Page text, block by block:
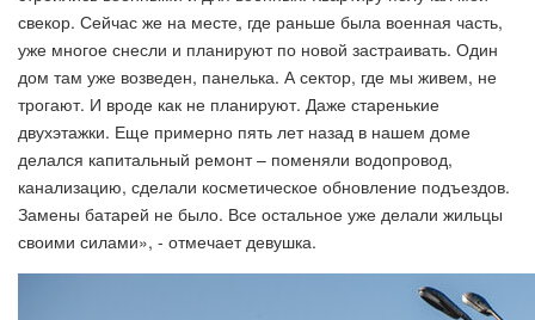
свекор. Сейчас же на месте, где раньше была военная часть,
уже многое снесли и планируют по новой застраивать. Один
дом там уже возведен, панелька. А сектор, где мы живем, не
трогают. И вроде как не планируют. Даже старенькие
двухэтажки. Еще примерно пять лет назад в нашем доме
делался капитальный ремонт – поменяли водопровод,
канализацию, сделали косметическое обновление подъездов.
Замены батарей не было. Все остальное уже делали жильцы
своими силами», - отмечает девушка.